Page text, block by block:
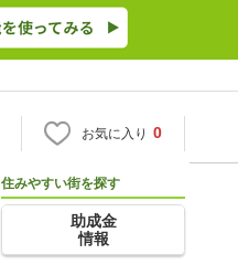
お気に入り 0
住みやすい街を探す
助成金
情報